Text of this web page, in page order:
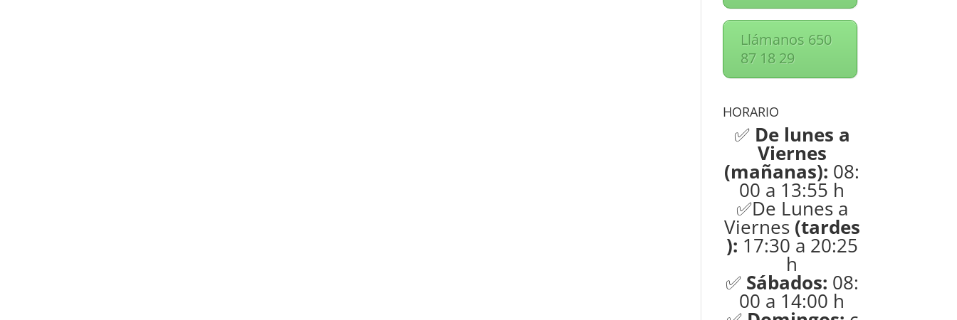
Llámanos 650
87 18 29
HORARIO
✅ De lunes a
Viernes
(mañanas): 08:
00 a 13:55 h
✅De Lunes a
Viernes(tardes
): 17:30 a 20:25
h
✅ Sábados: 08:
00 a 14:00 h